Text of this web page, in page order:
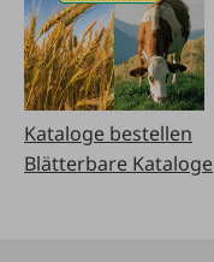
Kataloge bestellen
Blätterbare Kataloge